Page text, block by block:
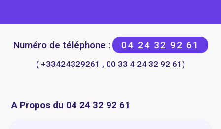
Numéro de téléphone : 04 24 32 92 61
( +33424329261 , 00 33 4 24 32 92 61)
A Propos du 04 24 32 92 61